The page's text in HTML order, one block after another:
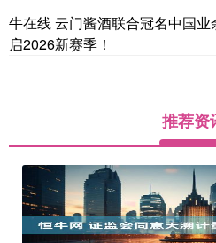
牛在线 云门酱酒联合冠名中国
启2026新赛季！
推荐资